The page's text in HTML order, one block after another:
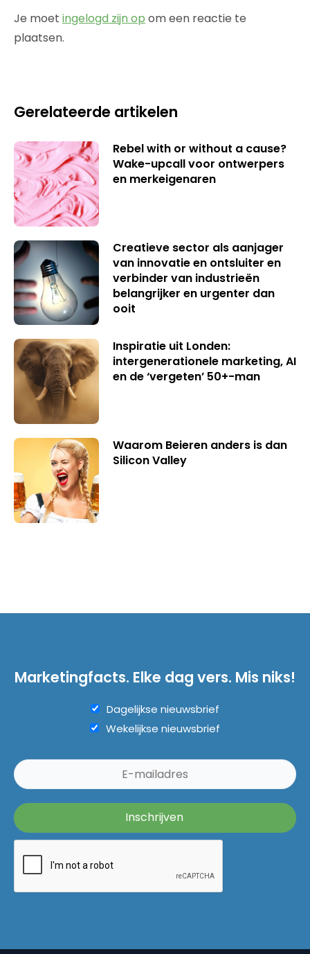
Je moet ingelogd zijn op om een reactie te
plaatsen.
Gerelateerde artikelen
Rebel with or without a cause?
Wake-upcall voor ontwerpers
en merkeigenaren
Creatieve sector als aanjager
van innovatie en ontsluiter en
verbinder van industrieën
belangrijker en urgenter dan
ooit
Inspiratie uit Londen:
intergenerationele marketing, AI
en de ‘vergeten’ 50+-man
Waarom Beieren anders is dan
Silicon Valley
Marketingfacts. Elke dag vers. Mis niks!
Dagelijkse nieuwsbrief
Wekelijkse nieuwsbrief